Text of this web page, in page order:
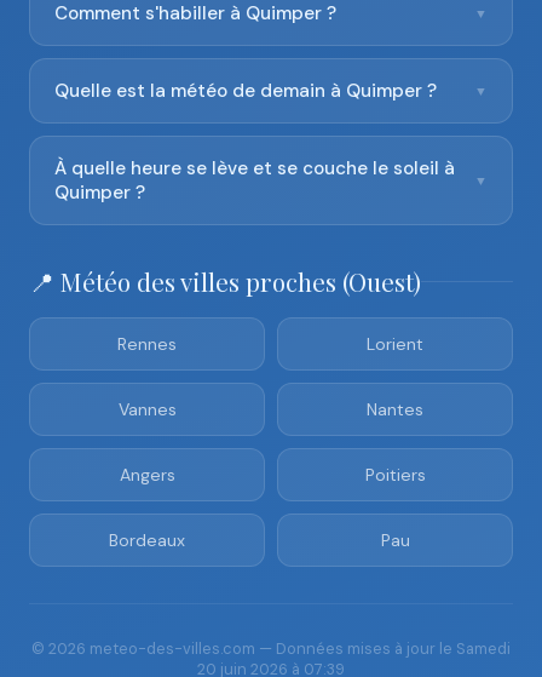
Comment s'habiller à Quimper ? ▼
Quelle est la météo de demain à Quimper ? ▼
À quelle heure se lève et se couche le soleil à
Quimper ?
▼
📍 Météo des villes proches (Ouest)
Rennes Lorient
Vannes Nantes
Angers Poitiers
Bordeaux Pau
© 2026 meteo-des-villes.com — Données mises à jour le Samedi
20 juin 2026 à 07:39